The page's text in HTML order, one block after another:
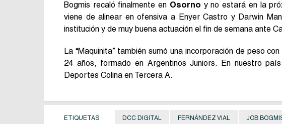
Bogmis recaló finalmente en Osorno y no estará en la
viene de alinear en ofensiva a Enyer Castro y Darwin
institución y de muy buena actuación el fin de semana ante
La “Maquinita” también sumó una incorporación de peso
24 años, formado en Argentinos Juniors. En nuestro
Deportes Colina en Tercera A.
ETIQUETAS DCC DIGITAL FERNÁNDEZ VIAL JOB